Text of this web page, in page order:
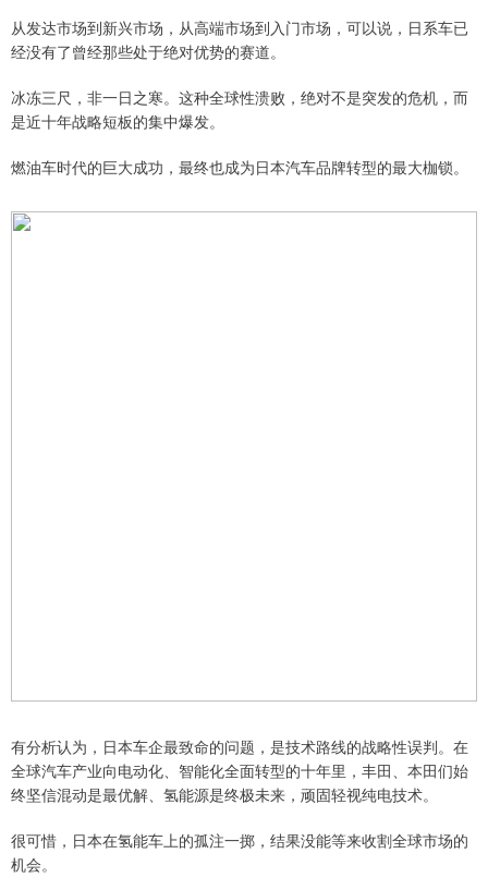
从发达市场到新兴市场，从高端市场到入门市场，可以说，日系车已
经没有了曾经那些处于绝对优势的赛道。
冰冻三尺，非一日之寒。这种全球性溃败，绝对不是突发的危机，而
是近十年战略短板的集中爆发。
燃油车时代的巨大成功，最终也成为日本汽车品牌转型的最大枷锁。
有分析认为，日本车企最致命的问题，是技术路线的战略性误判。在
全球汽车产业向电动化、智能化全面转型的十年里，丰田、本田们始
终坚信混动是最优解、氢能源是终极未来，顽固轻视纯电技术。
很可惜，日本在氢能车上的孤注一掷，结果没能等来收割全球市场的
机会。